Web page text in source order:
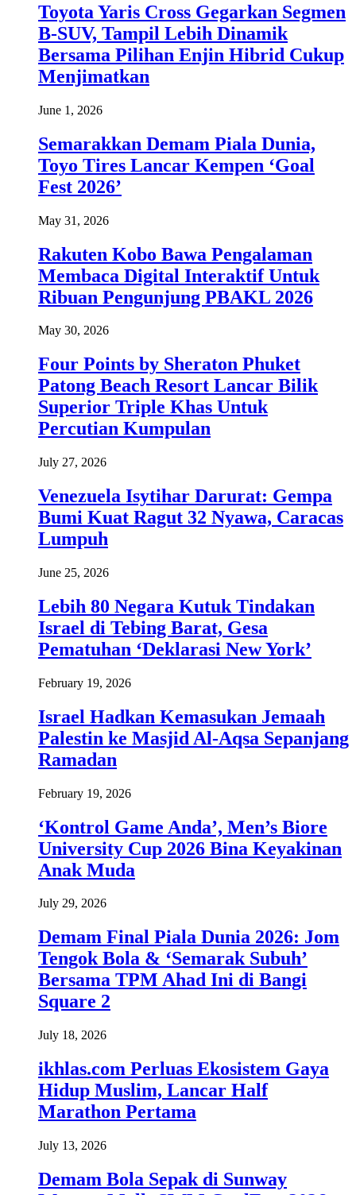
Toyota Yaris Cross Gegarkan Segmen
B-SUV, Tampil Lebih Dinamik
Bersama Pilihan Enjin Hibrid Cukup
Menjimatkan
June 1, 2026
Semarakkan Demam Piala Dunia,
Toyo Tires Lancar Kempen ‘Goal
Fest 2026’
May 31, 2026
Rakuten Kobo Bawa Pengalaman
Membaca Digital Interaktif Untuk
Ribuan Pengunjung PBAKL 2026
May 30, 2026
Four Points by Sheraton Phuket
Patong Beach Resort Lancar Bilik
Superior Triple Khas Untuk
Percutian Kumpulan
July 27, 2026
Venezuela Isytihar Darurat: Gempa
Bumi Kuat Ragut 32 Nyawa, Caracas
Lumpuh
June 25, 2026
Lebih 80 Negara Kutuk Tindakan
Israel di Tebing Barat, Gesa
Pematuhan ‘Deklarasi New York’
February 19, 2026
Israel Hadkan Kemasukan Jemaah
Palestin ke Masjid Al-Aqsa Sepanjang
Ramadan
February 19, 2026
‘Kontrol Game Anda’, Men’s Biore
University Cup 2026 Bina Keyakinan
Anak Muda
July 29, 2026
Demam Final Piala Dunia 2026: Jom
Tengok Bola & ‘Semarak Subuh’
Bersama TPM Ahad Ini di Bangi
Square 2
July 18, 2026
ikhlas.com Perluas Ekosistem Gaya
Hidup Muslim, Lancar Half
Marathon Pertama
July 13, 2026
Demam Bola Sepak di Sunway